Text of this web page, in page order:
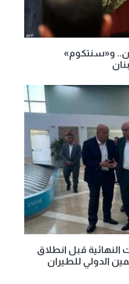
و«سنتكوم»
النهائية قبل انطلاق
الدولي للطيران